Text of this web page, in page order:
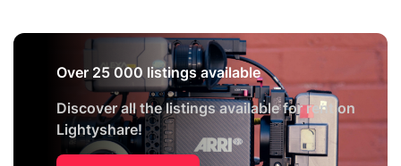
Over 25 000 listings available
Discover all the listings available for rent on
Lightyshare!